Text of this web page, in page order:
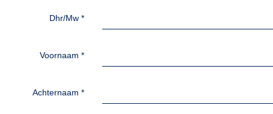
Dhr/Mw *
Voornaam *
Achternaam *